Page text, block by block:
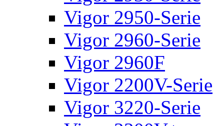
Vigor 2950-Serie
Vigor 2960-Serie
Vigor 2960F
Vigor 2200V-Serie
Vigor 3220-Serie